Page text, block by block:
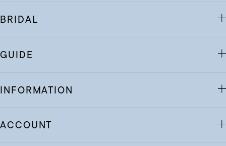
BRIDAL
GUIDE
INFORMATION
ACCOUNT